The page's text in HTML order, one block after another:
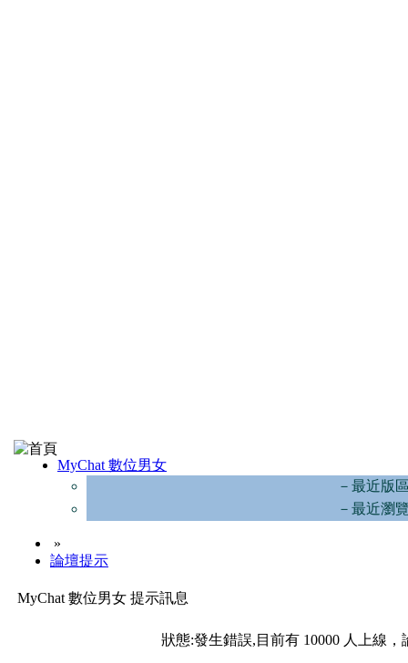
MyChat 數位男女
－最近版
－最近瀏
»
論壇提示
MyChat 數位男女 提示訊息
狀態:發生錯誤,目前有 10000 人上線